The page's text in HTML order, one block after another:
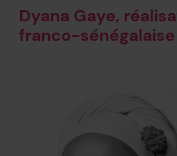
Dyana Gaye,
franco-sénégalaise